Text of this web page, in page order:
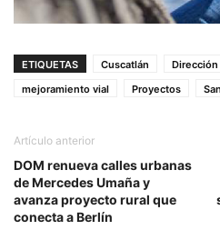
ETIQUETAS Cuscatlán
mejoramiento vial
Proyectos
Artículo anterior
DOM renueva calles urbanas
de Mercedes Umaña y
avanza proyecto rural que
conecta a Berlín